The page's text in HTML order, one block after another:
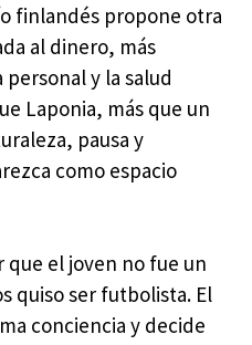
finlandés propone otra
al dinero, más
y la salud
Laponia, más que un
pausa y
como espacio
que el joven no fue un
quiso ser futbolista. El
conciencia y decide